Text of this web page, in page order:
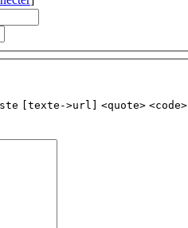
[texte->url] <quote> <code>